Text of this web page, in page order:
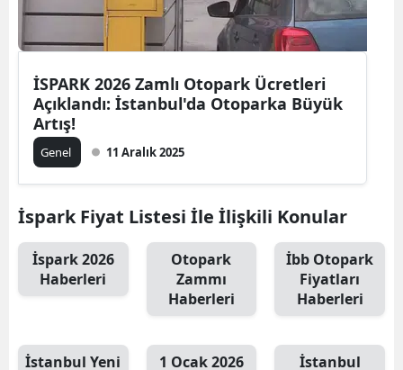
İSPARK 2026 Zamlı Otopark Ücretleri
Açıklandı: İstanbul'da Otoparka Büyük
Artış!
Genel 11 Aralık 2025
İspark Fiyat Listesi İle İlişkili Konular
İspark 2026
Haberleri
Otopark
Zammı
Haberleri
İbb Otopark
Fiyatları
Haberleri
İstanbul Yeni
1 Ocak 2026
İstanbul